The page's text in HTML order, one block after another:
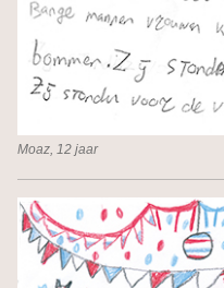
Moaz, 12 jaar